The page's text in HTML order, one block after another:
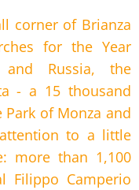
corner of Brianza
for the Year
Russia, the
- a 15 thousand
of Monza and
to a little
more than 1,100
Filippo Camperio